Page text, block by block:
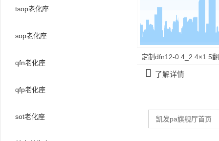
定制dfn12-0.4_2.4×1.5
󰀡 了解详情
凯发pa旗舰厅首页
tsop老化座
sop老化座
qfn老化座
qfp老化座
sot老化座